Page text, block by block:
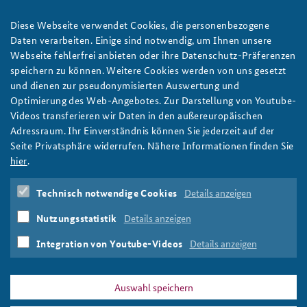
Anfahrt
Freundeskreis
Deutsches Forum Sicherheitspolitik
Arbeitskreis "Junge Sicherheitspolitiker"
Das Sicherheitspolitische Gespräch an der BAKS
Studierendenkonferenz Sicherheitspolitik gestalten
Newsletter-Archiv
Sicherheitsvorsorge: Warum wirtschaftliche
Resilienz sicherheitspolitisch entscheidend ist
Ob Energie, Verkehr, Digitales, Ernährung oder Gesundheit: Die
Funktionsfähigkeit Deutschlands beruht in weiten Teilen auf
Unternehmen. Doch diese stehen durch hybride Angriffe
zunehmend unter Druck. Tina Behnke und Leonie Limbach
diskutieren im aktuellen Arbeitspapier, wie Wirtschaft und Staat
gemeinsam mehr Resilienz erreichen können. Foto: Siemens AG
weiter
Kritische Infrastruktur,Industrie,Verkehr,Logistik,
Telekommunikationn,Gesundheit ,Ernährung,Krise
Normalbetrieb, Übungen , Notfallpläne
continuity
Management,Gesamtstaatliche
Sicherheitsvorsorge,GSV,Lieferketten
Diese Webseite verwendet Cookies, die personenbezogene
Daten verarbeiten. Einige sind notwendig, um Ihnen unsere
Webseite fehlerfrei anbieten oder ihre Datenschutz-Präferenzen
speichern zu können. Weitere Cookies werden von uns gesetzt
und dienen zur pseudonymisierten Auswertung und
Optimierung des Web-Angebotes. Zur Darstellung von Youtube-
Videos transferieren wir Daten in den außereuropäischen
Adressraum. Ihr Einverständnis können Sie jederzeit auf der
Seite Privatsphäre widerrufen. Nähere Informationen finden Sie
hier.
Technisch notwendige Cookies Details anzeigen
Nutzungsstatistik Details anzeigen
Integration von Youtube-Videos Details anzeigen
Auswahl speichern